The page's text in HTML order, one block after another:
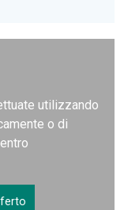
utilizzando
o di